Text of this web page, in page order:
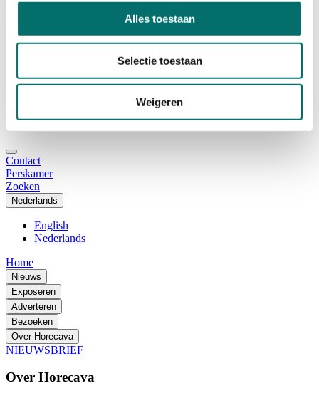
Alles toestaan
Selectie toestaan
Weigeren
Vacatures
Ticket kopen voor Horecava
TICKETS HORECAVA
NIEUWSBRIEF
Contact
Perskamer
Zoeken
Nederlands
English
Nederlands
Home
Nieuws
Exposeren
Adverteren
Bezoeken
Over Horecava
NIEUWSBRIEF
Over Horecava